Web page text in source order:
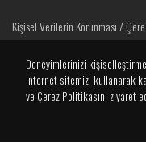
Deneyimlerinizi
internet sitemizi kullanarak
ve Çerez Politikasını ziyaret
Kişisel Verilerin Korunması/